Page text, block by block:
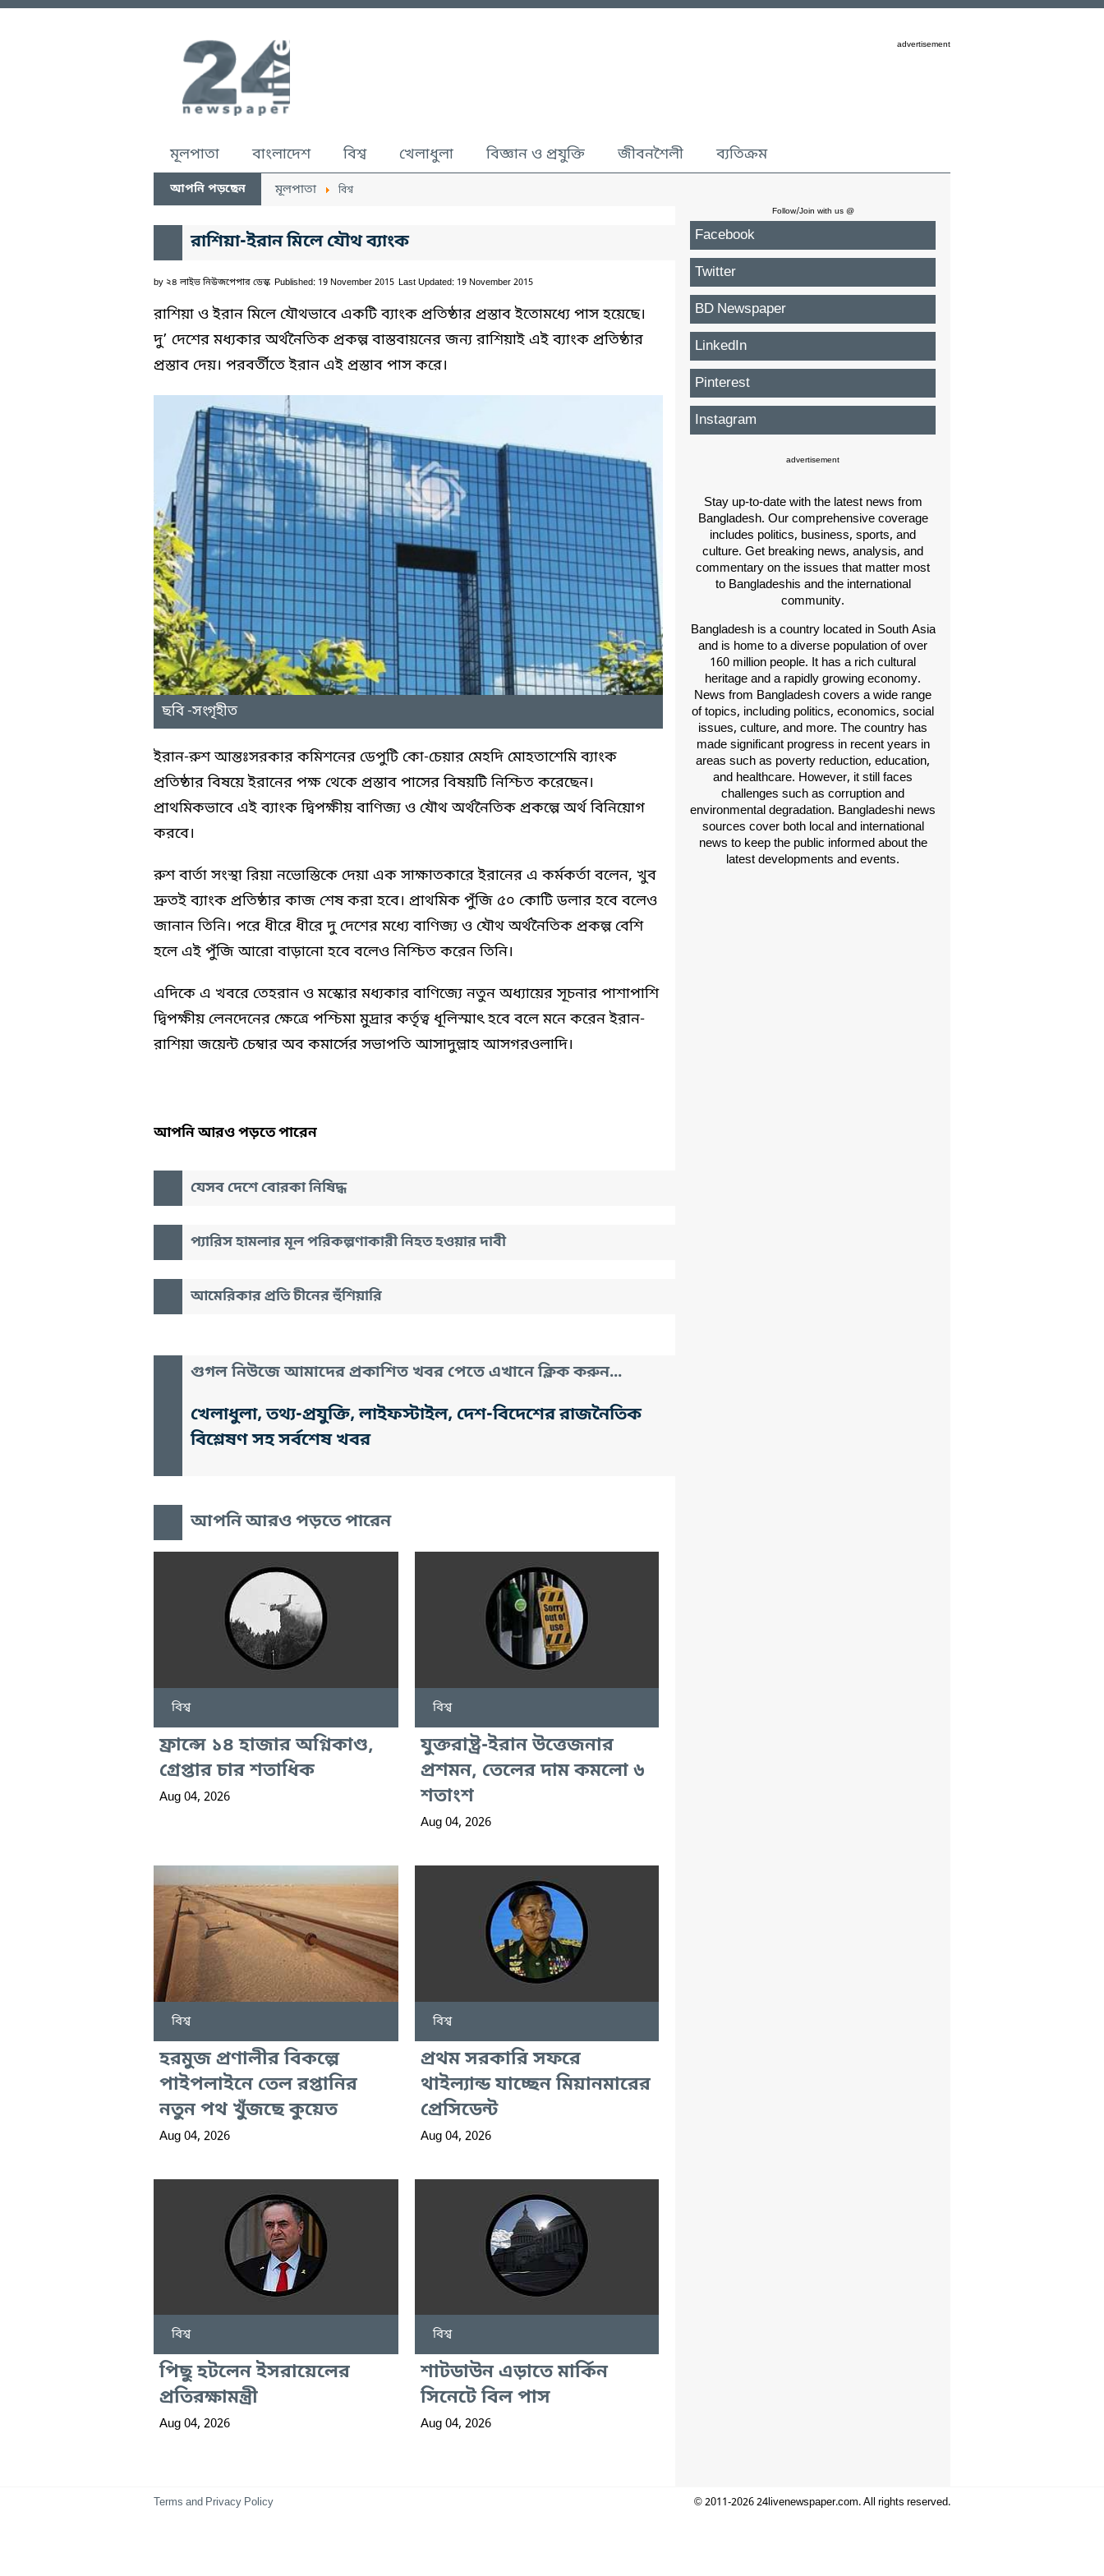
advertisement
মূলপাতা বাংলাদেশ বিশ্ব খেলাধুলা বিজ্ঞান ও প্রযুক্তি জীবনশৈলী ব্যতিক্রম
আপনি পড়ছেন মূলপাতা বিশ্ব
রাশিয়া-ইরান মিলে যৌথ ব্যাংক
by ২৪ লাইভ নিউজপেপার ডেস্ক Published: 19 November 2015 Last Updated: 19 November 2015
রাশিয়া ও ইরান মিলে যৌথভাবে একটি ব্যাংক প্রতিষ্ঠার প্রস্তাব ইতোমধ্যে পাস হয়েছে।
দু’ দেশের মধ্যকার অর্থনৈতিক প্রকল্প বাস্তবায়নের জন্য রাশিয়াই এই ব্যাংক প্রতিষ্ঠার
প্রস্তাব দেয়। পরবর্তীতে ইরান এই প্রস্তাব পাস করে।
ছবি -সংগৃহীত
ইরান-রুশ আন্তঃসরকার কমিশনের ডেপুটি কো-চেয়ার মেহদি মোহতাশেমি ব্যাংক
প্রতিষ্ঠার বিষয়ে ইরানের পক্ষ থেকে প্রস্তাব পাসের বিষয়টি নিশ্চিত করেছেন।
প্রাথমিকভাবে এই ব্যাংক দ্বিপক্ষীয় বাণিজ্য ও যৌথ অর্থনৈতিক প্রকল্পে অর্থ বিনিয়োগ
করবে।
রুশ বার্তা সংস্থা রিয়া নভোস্তিকে দেয়া এক সাক্ষাতকারে ইরানের এ কর্মকর্তা বলেন, খুব
দ্রুতই ব্যাংক প্রতিষ্ঠার কাজ শেষ করা হবে। প্রাথমিক পুঁজি ৫০ কোটি ডলার হবে বলেও
জানান তিনি। পরে ধীরে ধীরে দু দেশের মধ্যে বাণিজ্য ও যৌথ অর্থনৈতিক প্রকল্প বেশি
হলে এই পুঁজি আরো বাড়ানো হবে বলেও নিশ্চিত করেন তিনি।
এদিকে এ খবরে তেহরান ও মস্কোর মধ্যকার বাণিজ্যে নতুন অধ্যায়ের সূচনার পাশাপাশি
দ্বিপক্ষীয় লেনদেনের ক্ষেত্রে পশ্চিমা মুদ্রার কর্তৃত্ব ধূলিস্মাৎ হবে বলে মনে করেন ইরান-
রাশিয়া জয়েন্ট চেম্বার অব কমার্সের সভাপতি আসাদুল্লাহ আসগরওলাদি।
আপনি আরও পড়তে পারেন
যেসব দেশে বোরকা নিষিদ্ধ
প্যারিস হামলার মূল পরিকল্পণাকারী নিহত হওয়ার দাবী
আমেরিকার প্রতি চীনের হুঁশিয়ারি
গুগল নিউজে আমাদের প্রকাশিত খবর পেতে এখানে ক্লিক করুন...
খেলাধুলা, তথ্য-প্রযুক্তি, লাইফস্টাইল, দেশ-বিদেশের রাজনৈতিক
বিশ্লেষণ সহ সর্বশেষ খবর
আপনি আরও পড়তে পারেন
বিশ্ব
ফ্রান্সে ১৪ হাজার অগ্নিকাণ্ড,
গ্রেপ্তার চার শতাধিক
Aug 04, 2026
বিশ্ব
যুক্তরাষ্ট্র-ইরান উত্তেজনার
প্রশমন, তেলের দাম কমলো ৬
শতাংশ
Aug 04, 2026
বিশ্ব
হরমুজ প্রণালীর বিকল্পে
পাইপলাইনে তেল রপ্তানির
নতুন পথ খুঁজছে কুয়েত
Aug 04, 2026
বিশ্ব
প্রথম সরকারি সফরে
থাইল্যান্ড যাচ্ছেন মিয়ানমারের
প্রেসিডেন্ট
Aug 04, 2026
বিশ্ব
পিছু হটলেন ইসরায়েলের
প্রতিরক্ষামন্ত্রী
Aug 04, 2026
বিশ্ব
শাটডাউন এড়াতে মার্কিন
সিনেটে বিল পাস
Aug 04, 2026
Follow/Join with us @
Facebook
Twitter
BD Newspaper
LinkedIn
Pinterest
Instagram
advertisement
Stay up-to-date with the latest news from
Bangladesh. Our comprehensive coverage
includes politics, business, sports, and
culture. Get breaking news, analysis, and
commentary on the issues that matter most
to Bangladeshis and the international
community.
Bangladesh is a country located in South Asia
and is home to a diverse population of over
160 million people. It has a rich cultural
heritage and a rapidly growing economy.
News from Bangladesh covers a wide range
of topics, including politics, economics, social
issues, culture, and more. The country has
made significant progress in recent years in
areas such as poverty reduction, education,
and healthcare. However, it still faces
challenges such as corruption and
environmental degradation. Bangladeshi news
sources cover both local and international
news to keep the public informed about the
latest developments and events.
Terms and Privacy Policy © 2011-2026 24livenewspaper.com. All rights reserved.